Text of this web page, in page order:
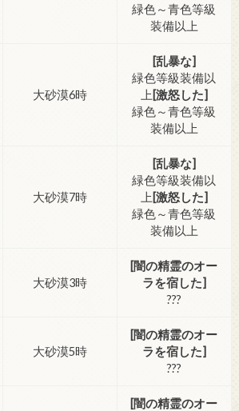
緑色～青色等級
装備以上
大砂漠6時
[乱暴な]
緑色等級装備以
上 [激怒した]
緑色～青色等級
装備以上
大砂漠7時
[乱暴な]
緑色等級装備以
上 [激怒した]
緑色～青色等級
装備以上
大砂漠3時
[闇の精霊のオー
ラを宿した]
???
大砂漠5時
[闇の精霊のオー
ラを宿した]
???
[闇の精霊のオー